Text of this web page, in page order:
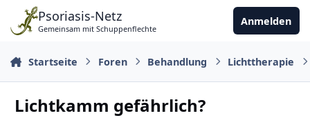
Zu Inhalt springen
Psoriasis-Netz
Gemeinsam mit Schuppenflechte
Anmelden
Startseite Foren Behandlung Lichttherapie
Lichtkamm gefährlich?